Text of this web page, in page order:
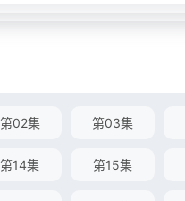
第02集 第03集
第14集 第15集